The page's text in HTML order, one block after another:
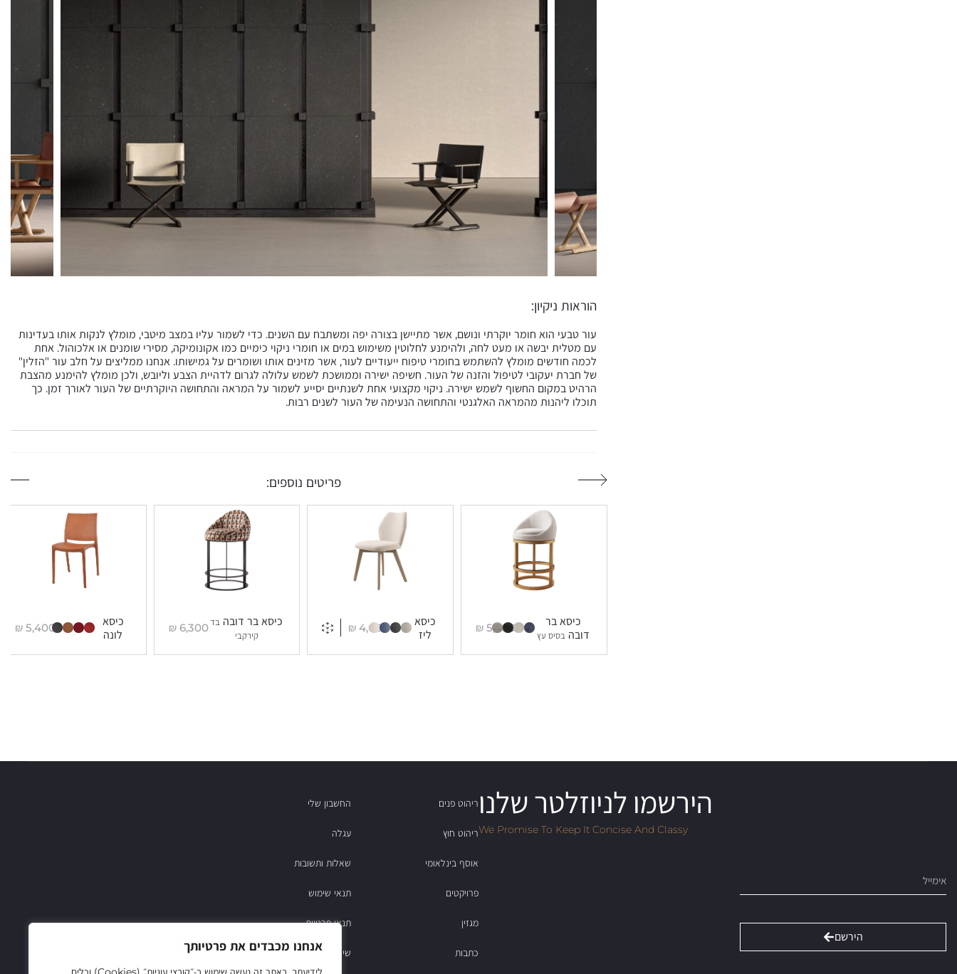
אנחנו מכבדים את פרטיותך
הוראות ניקיון:
עור טבעי הוא חומר יוקרתי ונושם, אשר מתיישן בצורה יפה ומשתבח עם השנים. כדי לשמור עליו במצב מיטבי, מומלץ לנקות אותו בעדינות
עם מטלית יבשה או מעט לחה, ולהימנע לחלוטין משימוש במים או חומרי ניקוי כימיים כמו אקונומיקה, מסירי שומנים או אלכוהול. אחת
לכמה חודשים מומלץ להשתמש בחומרי טיפוח ייעודיים לעור, אשר מזינים אותו ושומרים על גמישותו. אנחנו ממליצים על חלב עור "הזלין"
של חברת יעקובי לטיפול והזנה של העור. חשיפה ישירה וממושכת לשמש עלולה לגרום לדהיית הצבע וליובש, ולכן מומלץ להימנע מהצבת
הרהיט במקום החשוף לשמש ישירה. ניקוי מקצועי אחת לשנתיים יסייע לשמור על המראה והתחושה היוקרתיים של העור לאורך זמן. כך
תוכלו ליהנות מהמראה האלגנטי והתחושה הנעימה של העור לשנים רבות.
פריטים נוספים:
כיסא בר
דובה בסיס עץ
5,500
₪
כיסא
ליז
4,000
₪ כיסא בר דובה בד
קירקבי
6,300
₪
כיסא
לונה
5,400
₪
הירשמו לניוזלטר שלנו
We Promise To Keep It Concise And Classy
הירשם
ריהוט פנים
ריהוט חוץ
אוסף בינלאומי
פרויקטים
מגזין
כתבות
החשבון שלי
עגלה
שאלות ותשובות
תנאי שימוש
תנאי פרטיות
שירות לקוחות: 03-6837822